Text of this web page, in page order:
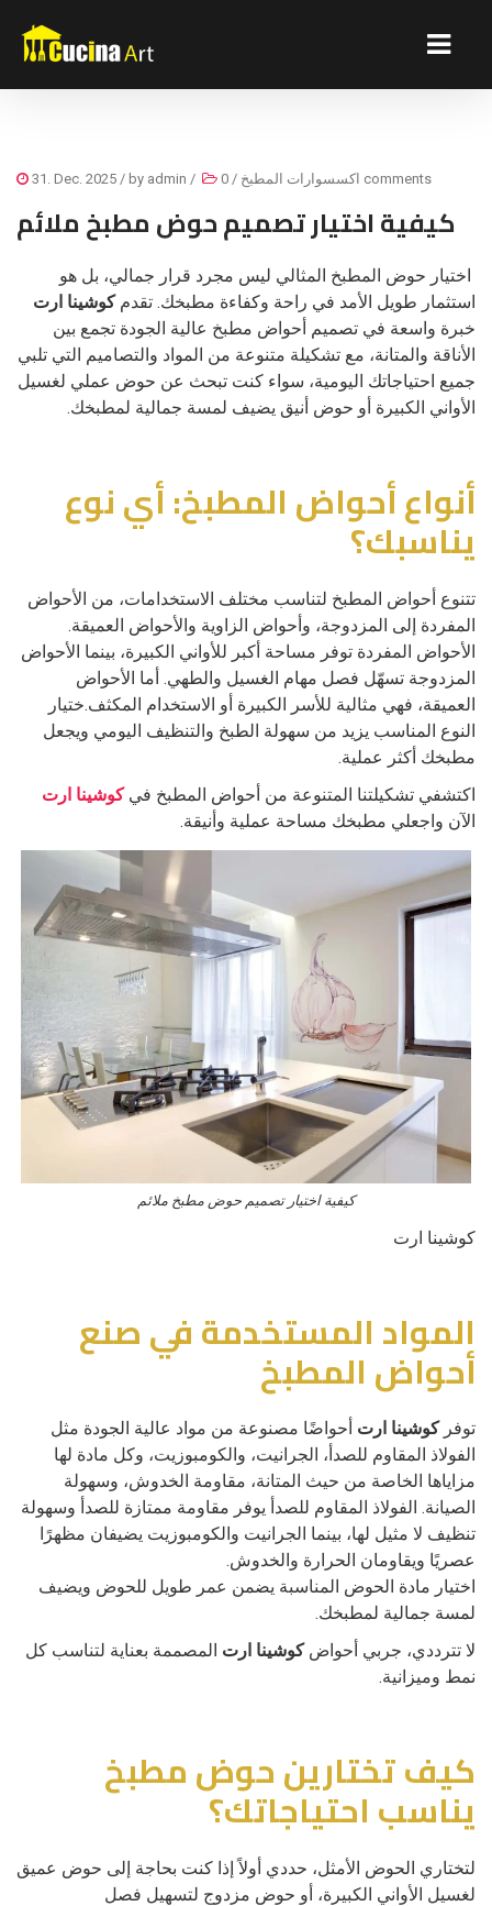
31. Dec. 2025 / by admin / اكسسوارات المطبخ / 0 comments
كيفية اختيار تصميم حوض مطبخ ملائم
اختيار حوض المطبخ المثالي ليس مجرد قرار جمالي، بل هو
استثمار طويل الأمد في راحة وكفاءة مطبخك. تقدمكوشينا ارت
خبرة واسعة في تصميم أحواض مطبخ عالية الجودة تجمع بين
الأناقة والمتانة، مع تشكيلة متنوعة من المواد والتصاميم التي تلبي
جميع احتياجاتك اليومية، سواء كنت تبحث عن حوض عملي لغسيل
الأواني الكبيرة أو حوض أنيق يضيف لمسة جمالية لمطبخك.
أنواع أحواض المطبخ: أي نوع
يناسبك؟
تتنوع أحواض المطبخ لتناسب مختلف الاستخدامات، من الأحواض
المفردة إلى المزدوجة، وأحواض الزاوية والأحواض العميقة.
الأحواض المفردة توفر مساحة أكبر للأواني الكبيرة، بينما الأحواض
المزدوجة تسهّل فصل مهام الغسيل والطهي. أما الأحواض
العميقة، فهي مثالية للأسر الكبيرة أو الاستخدام المكثف.ختيار
النوع المناسب يزيد من سهولة الطبخ والتنظيف اليومي ويجعل
مطبخك أكثر عملية.
اكتشفي تشكيلتنا المتنوعة من أحواض المطبخ فيكوشينا ارت
الآن واجعلي مطبخك مساحة عملية وأنيقة.
كيفية اختيار تصميم حوض مطبخ ملائم
كوشينا ارت
المواد المستخدمة في صنع
أحواض المطبخ
توفركوشينا ارت أحواضًا مصنوعة من مواد عالية الجودة مثل
الفولاذ المقاوم للصدأ، الجرانيت، والكومبوزيت، وكل مادة لها
مزاياها الخاصة من حيث المتانة، مقاومة الخدوش، وسهولة
الصيانة. الفولاذ المقاوم للصدأ يوفر مقاومة ممتازة للصدأ وسهولة
تنظيف لا مثيل لها، بينما الجرانيت والكومبوزيت يضيفان مظهرًا
عصريًا ويقاومان الحرارة والخدوش.
اختيار مادة الحوض المناسبة يضمن عمر طويل للحوض ويضيف
لمسة جمالية لمطبخك.
لا تترددي، جربي أحواضكوشينا ارت المصممة بعناية لتناسب كل
نمط وميزانية.
كيف تختارين حوض مطبخ
يناسب احتياجاتك؟
لتختاري الحوض الأمثل، حددي أولاً إذا كنت بحاجة إلى حوض عميق
لغسيل الأواني الكبيرة، أو حوض مزدوج لتسهيل فصل